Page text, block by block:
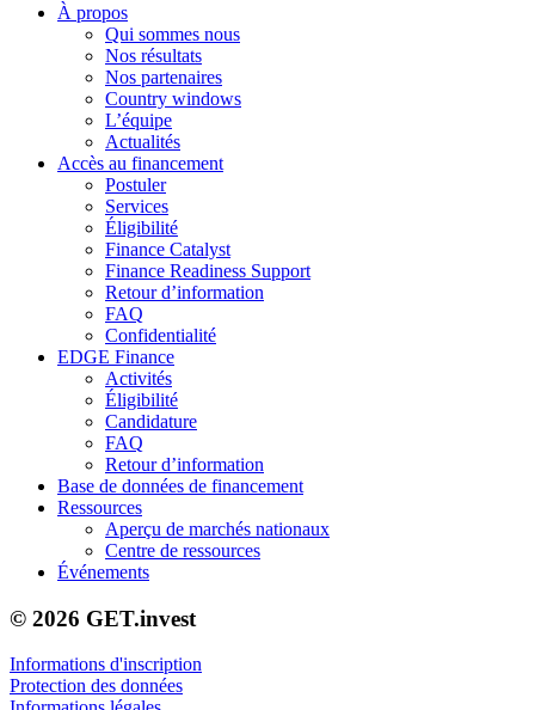
À propos
Qui sommes nous
Nos résultats
Nos partenaires
Country windows
L’équipe
Actualités
Accès au financement
Postuler
Services
Éligibilité
Finance Catalyst
Finance Readiness Support
Retour d’information
FAQ
Confidentialité
EDGE Finance
Activités
Éligibilité
Candidature
FAQ
Retour d’information
Base de données de financement
Ressources
Aperçu de marchés nationaux
Centre de ressources
Événements
© 2026 GET.invest
Informations d'inscription
Protection des données